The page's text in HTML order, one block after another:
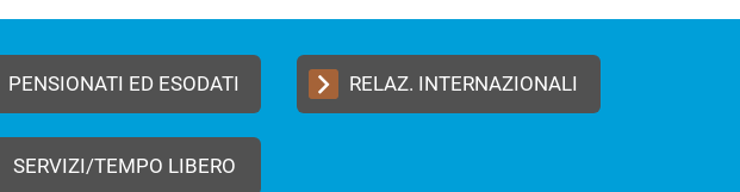
PENSIONATI ED ESODATI RELAZ. INTERNAZIONALI
SERVIZI/TEMPO LIBERO